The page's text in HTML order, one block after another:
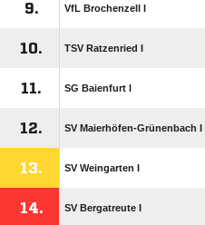
9. VfL Brochenzell I
10. TSV Ratzenried I
11. SG Baienfurt I
12. SV Maierhöfen-Grünenbach I
13. SV Weingarten I
14. SV Bergatreute I